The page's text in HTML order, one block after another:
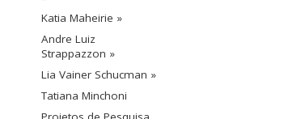
Katia Maheirie »
Andre Luiz
Strappazzon »
Lia Vainer Schucman »
Tatiana Minchoni